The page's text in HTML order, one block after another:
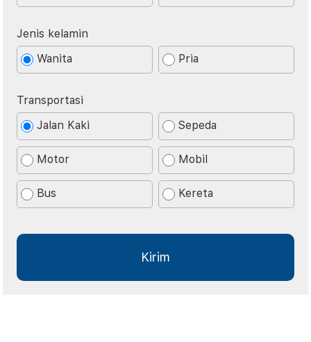
Jenis kelamin
Wanita
Pria
Transportasi
Jalan Kaki
Sepeda
Motor Mobil
Bus Kereta